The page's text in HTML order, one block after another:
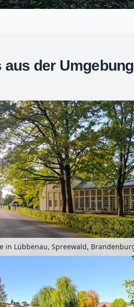
aus der Umgebung